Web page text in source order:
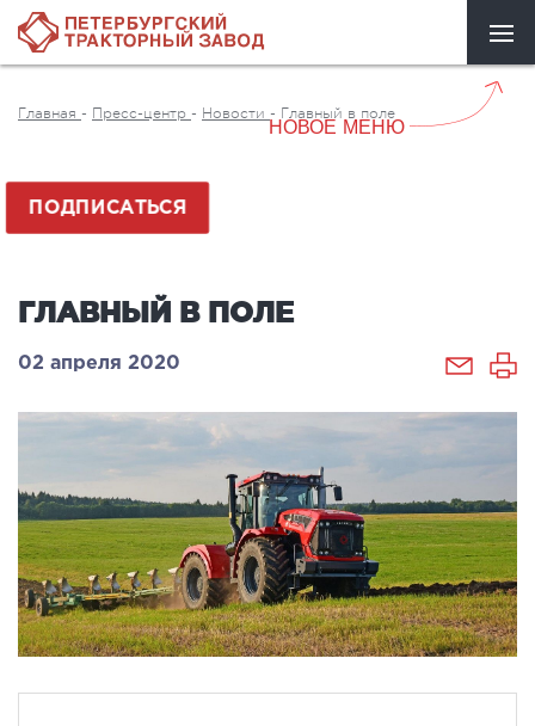
НОВОЕ МЕНЮ
Главная - Пресс-центр - Новости - Главный в поле
ПОДПИСАТЬСЯ
ГЛАВНЫЙ В ПОЛЕ
02 апреля 2020